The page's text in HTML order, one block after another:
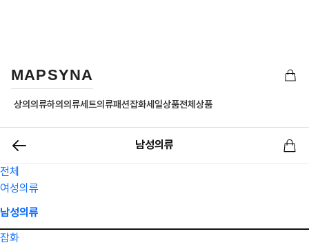
MAPSYNA
상의의류하의의류세트의류패션잡화세일상품전체상품
남성의류
전체
여성의류
남성의류
잡화